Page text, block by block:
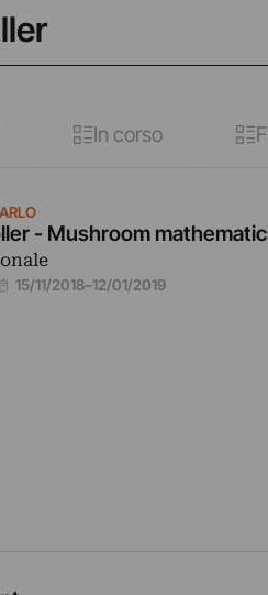
In corso
- Mushroom
15/11/2018–12/01/2019